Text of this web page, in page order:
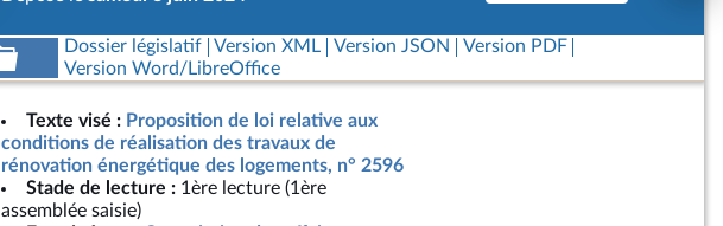
Dossier législatif Version XML Version JSON
Version PDF
Version Word/LibreOffice
Texte visé : Proposition de loi relative aux
conditions de réalisation des travaux de
rénovation énergétique des logements, n° 2596
Stade de lecture : 1ère lecture (1ère
assemblée saisie)